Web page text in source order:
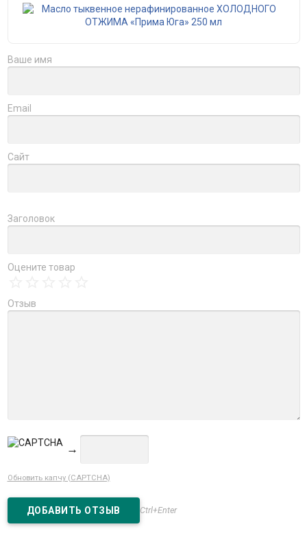
Ваше имя
Email
Сайт
Заголовок
Оцените товар
Отзыв
→
Обновить капчу (CAPTCHA)
Ctrl+Enter